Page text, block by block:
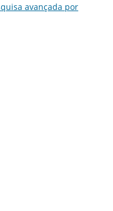
avançada por